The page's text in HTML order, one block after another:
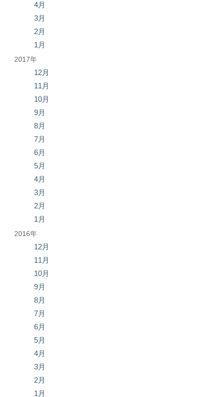
4月
3月
2月
1月
2017年
12月
11月
10月
9月
8月
7月
6月
5月
4月
3月
2月
1月
2016年
12月
11月
10月
9月
8月
7月
6月
5月
4月
3月
2月
1月